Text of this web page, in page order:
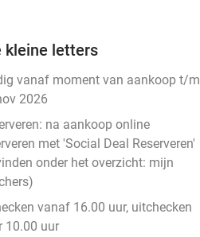
kleine letters
vanaf moment van aankoop t/m
2026
na aankoop online
met 'Social Deal Reserveren'
onder het overzicht: mijn
)
vanaf 16.00 uur, uitchecken
10.00 uur